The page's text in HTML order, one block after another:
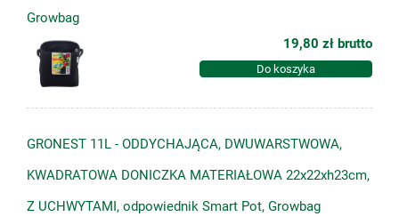
Growbag
19,80 zł brutto
Do koszyka
GRONEST 11L - ODDYCHAJĄCA, DWUWARSTWOWA,
KWADRATOWA DONICZKA MATERIAŁOWA 22x22xh23cm,
Z UCHWYTAMI, odpowiednik Smart Pot, Growbag